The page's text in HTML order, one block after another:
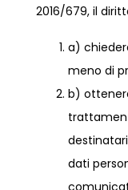
2016/679, il
a)
meno di
b)
dati